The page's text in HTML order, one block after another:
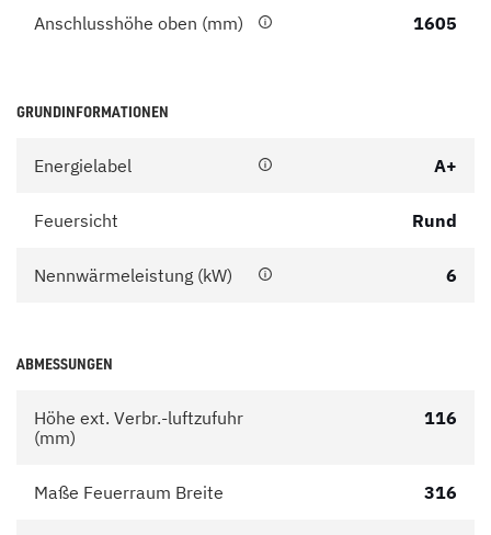
Anschlusshöhe oben (mm) 1605
GRUNDINFORMATIONEN
Energielabel A+
Feuersicht Rund
Nennwärmeleistung (kW) 6
ABMESSUNGEN
Höhe ext. Verbr.-luftzufuhr
(mm)
116
Maße Feuerraum Breite 316